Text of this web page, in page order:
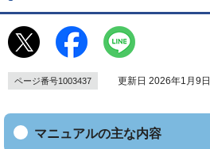
ページ番号1003437 更新日 2026年1月9日
マニュアルの主な内容